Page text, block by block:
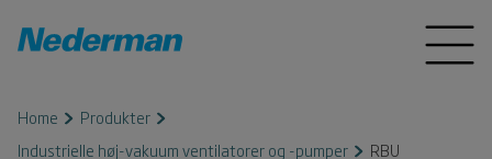
Home
Produkter
Industrielle høj-vakuum ventilatorer og -pumper
RBU